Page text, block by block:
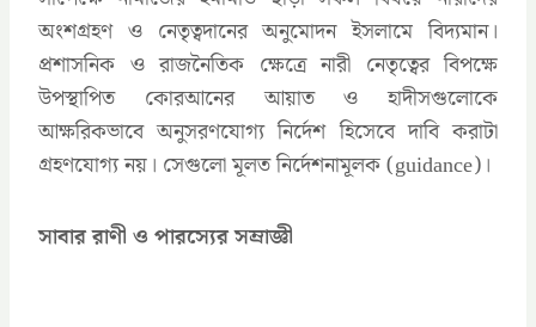
অংশগ্রহণ ও নেতৃত্বদানের অনুমোদন ইসলামে বিদ্যমান।
প্রশাসনিক ও রাজনৈতিক ক্ষেত্রে নারী নেতৃত্বের বিপক্ষে
উপস্থাপিত কোরআনের আয়াত ও হাদীসগুলোকে
আক্ষরিকভাবে অনুসরণযোগ্য নির্দেশ হিসেবে দাবি করাটা
গ্রহণযোগ্য নয়। সেগুলো মূলত নির্দেশনামূলক (guidance)।
সাবার রাণী ও পারস্যের সম্রাজ্ঞী